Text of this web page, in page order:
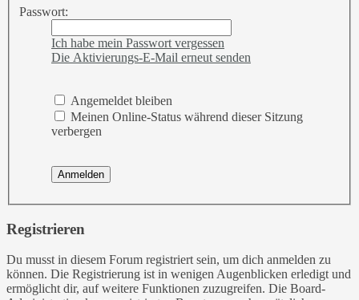
Passwort:
Ich habe mein Passwort vergessen
Die Aktivierungs-E-Mail erneut senden
Angemeldet bleiben
Meinen Online-Status während dieser Sitzung
verbergen
Registrieren
Du musst in diesem Forum registriert sein, um dich anmelden zu
können. Die Registrierung ist in wenigen Augenblicken erledigt und
ermöglicht dir, auf weitere Funktionen zuzugreifen. Die Board-